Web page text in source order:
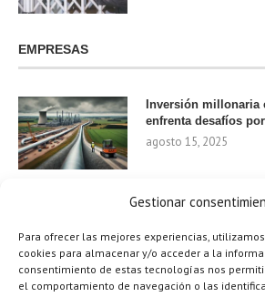
Gestionar
Para ofrecer las mejores experiencias,
cookies para almacenar y/o acceder a la
consentimiento de estas tecnologías nos
el comportamiento de navegación o las
EMPRESAS
Inversión millonaria
enfrenta desafíos
agosto 15, 2025
de IA para 2024
agosto 9, 2025